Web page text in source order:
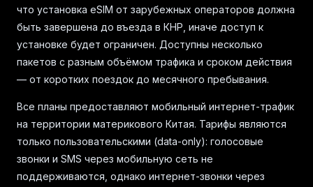
что установка eSIM от зарубежных операторов должна
быть завершена до въезда в КНР, иначе доступ к
установке будет ограничен. Доступны несколько
пакетов с разным объёмом трафика и сроком действия
— от коротких поездок до месячного пребывания.
Все планы предоставляют мобильный интернет-трафик
на территории материкового Китая. Тарифы являются
только пользовательскими (data-only): голосовые
звонки и SMS через мобильную сеть не
поддерживаются, однако интернет-звонки через